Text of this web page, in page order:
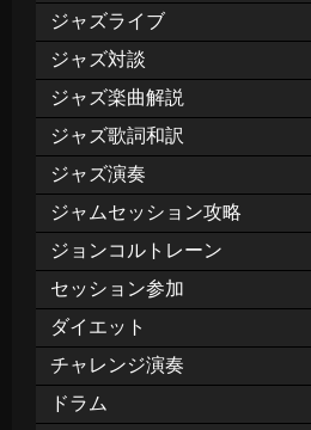
ジャズライブ
ジャズ対談
ジャズ楽曲解説
ジャズ歌詞和訳
ジャズ演奏
ジャムセッション攻略
ジョンコルトレーン
セッション参加
ダイエット
チャレンジ演奏
ドラム